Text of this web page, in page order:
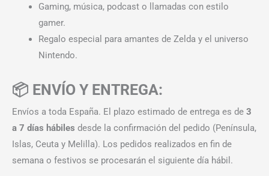
Gaming, música, podcast o llamadas con estilo
gamer.
Regalo especial para amantes de Zelda y el universo
Nintendo.
📦 ENVÍO Y ENTREGA:
Envíos a toda España. El plazo estimado de entrega es de 3
a 7 días hábiles desde la confirmación del pedido (Península,
Islas, Ceuta y Melilla). Los pedidos realizados en fin de
semana o festivos se procesarán el siguiente día hábil.